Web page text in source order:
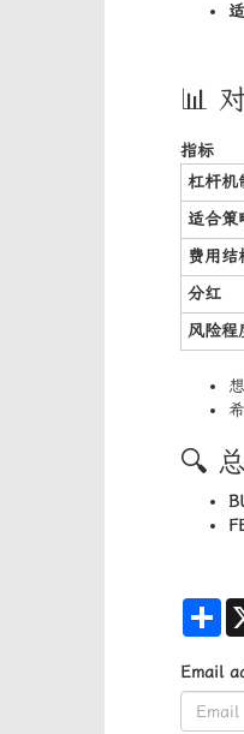
📊
指标
杠杆机
适合策
费用结
分红
风险程
🔍
Email